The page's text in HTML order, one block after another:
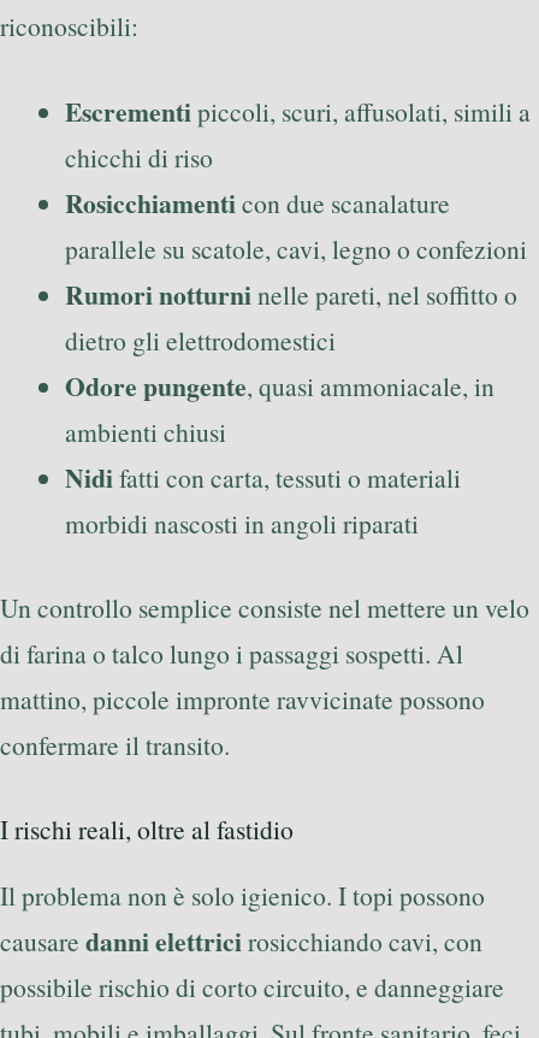
riconoscibili:
Escrementipiccoli, scuri, affusolati, simili a
chicchi di riso
Rosicchiamenticon due scanalature
parallele su scatole, cavi, legno o confezioni
Rumori notturninelle pareti, nel soffitto o
dietro gli elettrodomestici
Odore pungente, quasi ammoniacale, in
ambienti chiusi
Nidifatti con carta, tessuti o materiali
morbidi nascosti in angoli riparati
Un controllo semplice consiste nel mettere un velo
di farina o talco lungo i passaggi sospetti. Al
mattino, piccole impronte ravvicinate possono
confermare il transito.
I rischi reali, oltre al fastidio
Il problema non è solo igienico. I topi possono
causare danni elettricirosicchiando cavi, con
possibile rischio di corto circuito, e danneggiare